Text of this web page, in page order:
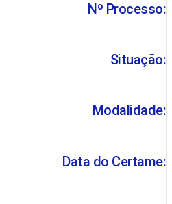
Nº Processo:
Situação:
Modalidade:
Data do Certame: